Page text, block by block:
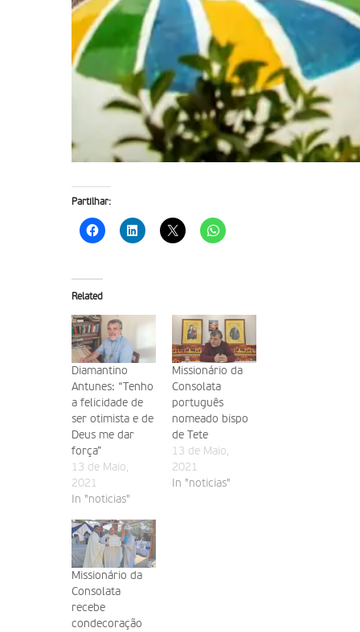
Partilhar:
Related
Diamantino
Antunes: “Tenho
a felicidade de
ser otimista e de
Deus me dar
força”
13 de Maio,
2021
In "noticias"
Missionário da
Consolata
português
nomeado bispo
de Tete
13 de Maio,
2021
In "noticias"
Missionário da
Consolata
recebe
condecoração